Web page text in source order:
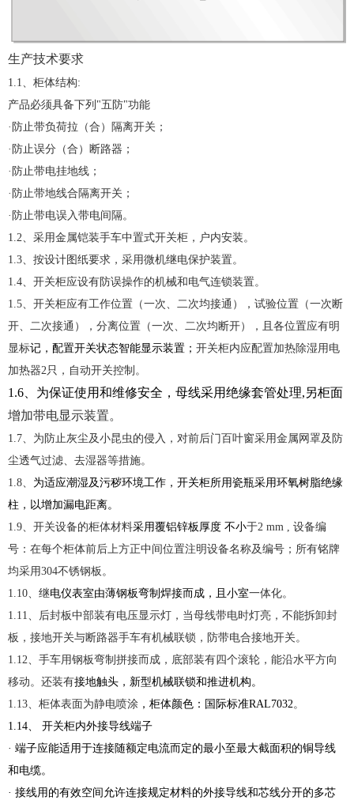
生产技术要求
1.1、柜体结构:
产品必须具备下列"五防"功能
·防止带负荷拉（合）隔离开关；
·防止误分（合）断路器；
·防止带电挂地线；
·防止带地线合隔离开关；
·防止带电误入带电间隔。
1.2、采用金属铠装手车中置式开关柜，户内安装。
1.3、按设计图纸要求，采用微机继电保护装置。
1.4、开关柜应设有防误操作的机械和电气连锁装置。
1.5、开关柜应有工作位置（一次、二次均接通），试验位置（一次断
开、二次接通），分离位置（一次、二次均断开），且各位置应有明
显标记，配置开关状态智能显示装置； 开关柜内应配置加热除湿用电
加热器2只，自动开关控制。
1.6、为保证使用和维修安全，母线采用绝缘套管处理,另柜面
增加带电显示装置。
1.7、为防止灰尘及小昆虫的侵入，对前后门百叶窗采用金属网罩及防
尘透气过滤、去湿器等措施。
1.8、 为适应潮湿及污秽环境工作，开关柜所用瓷瓶采用环氧树脂绝缘
柱，以增加漏电距离。
1.9、开关设备的柜体材料采用覆铝锌板厚度 不小于2 mm , 设备编
号：在每个柜体前后上方正中间位置注明设备名称及编号；所有铭牌
均采用304不锈钢板。
1.10、继电仪表室由薄钢板弯制焊接而成，且小室一体化。
1.11、后封板中部装有电压显示灯，当母线带电时灯亮，不能拆卸封
板，接地开关与断路器手车有机械联锁，防带电合接地开关。
1.12、手车用钢板弯制拼接而成，底部装有四个滚轮，能沿水平方向
移动。还装有接地触头，新型机械联锁和推进机构。
1.13、柜体表面为静电喷涂 ，柜体颜色：国际标准RAL7032。
1.14、 开关柜内外接导线端子
· 端子应能适用于连接随额定电流而定的最小至最大截面积的铜导线
和电缆。
· 接线用的有效空间允许连接规定材料的外接导线和芯线分开的多芯